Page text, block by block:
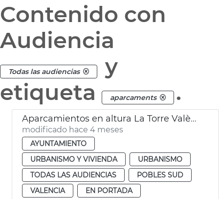
Contenido con
Audiencia
Todas las audiencias
y
etiqueta
aparcaments .
Aparcamientos en altura La Torre València
modificado hace 4 meses
AYUNTAMIENTO
URBANISMO Y VIVIENDA
URBANISMO
TODAS LAS AUDIENCIAS
POBLES SUD
VALENCIA
EN PORTADA